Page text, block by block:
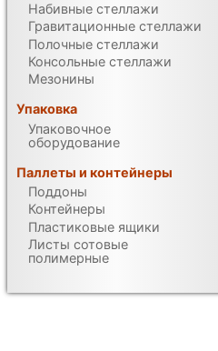
Набивные стеллажи
Гравитационные стеллажи
Полочные стеллажи
Консольные стеллажи
Мезонины
Упаковка
Упаковочное
оборудование
Паллеты и контейнеры
Поддоны
Контейнеры
Пластиковые ящики
Листы сотовые
полимерные